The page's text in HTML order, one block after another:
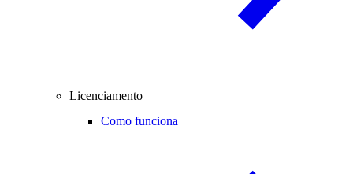
Licenciamento
Como funciona